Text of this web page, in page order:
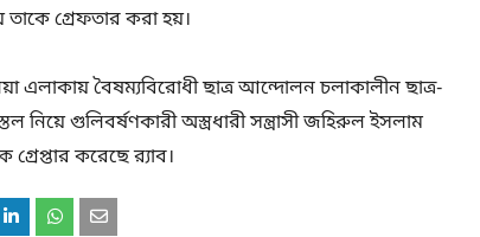
তাকে গ্রেফতার করা হয়।
এলাকায় বৈষম্যবিরোধী ছাত্র আন্দোলন চলাকালীন ছাত্র-
গুলিবর্ষণকারী অস্ত্রধারী সন্ত্রাসী জহিরুল ইসলাম
করেছে র‍্যাব।